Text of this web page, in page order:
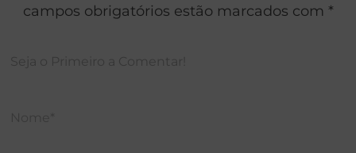
campos obrigatórios estão marcados com *